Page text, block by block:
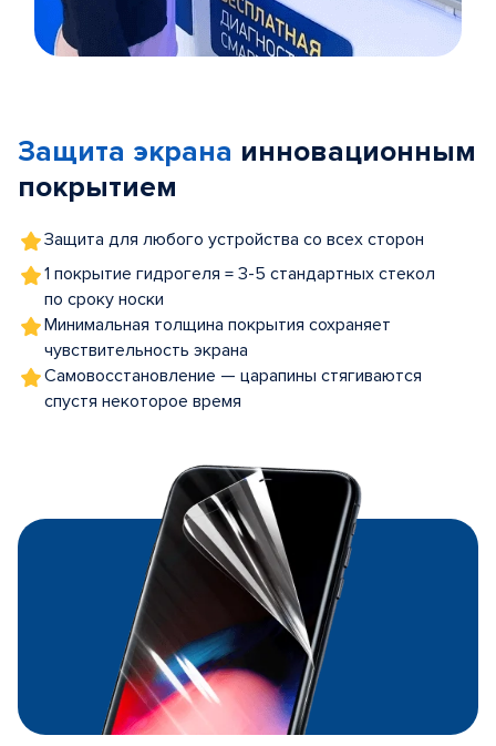
5
Защита экрана инновационным
покрытием
Защита для любого устройства со всех сторон
1 покрытие гидрогеля = 3-5 стандартных стекол
по сроку носки
Минимальная толщина покрытия сохраняет
чувствительность экрана
Самовосстановление — царапины стягиваются
спустя некоторое время